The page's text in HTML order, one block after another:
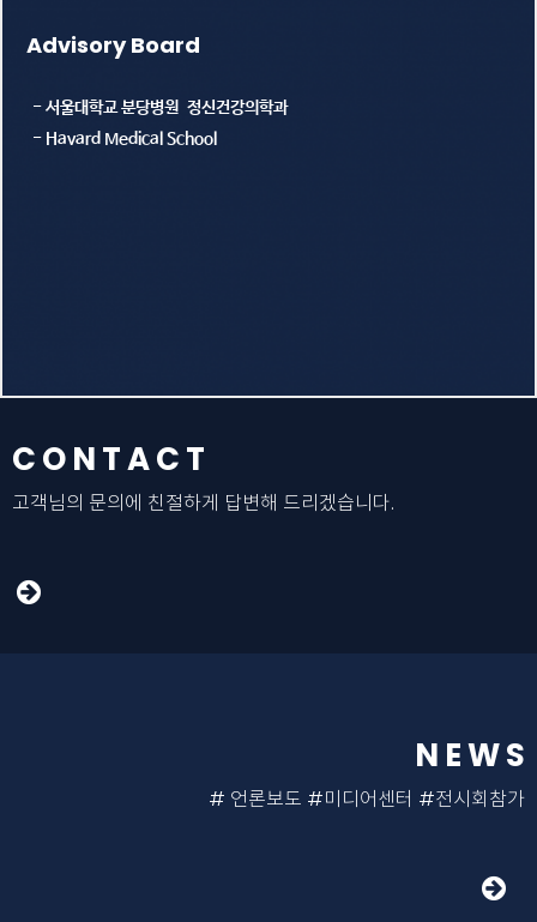
Advisory Board
- 서울대학교 분당병원 정신건강의학과
- Havard Medical School
CONTACT
고객님의 문의에 친절하게 답변해 드리겠습니다.
NEWS
# 언론보도 #미디어센터 #전시회참가